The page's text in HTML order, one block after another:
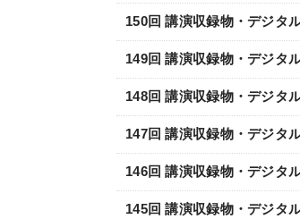
150回 講演収録物・デジタ
149回 講演収録物・デジタ
148回 講演収録物・デジタ
147回 講演収録物・デジタ
146回 講演収録物・デジタ
145回 講演収録物・デジタ